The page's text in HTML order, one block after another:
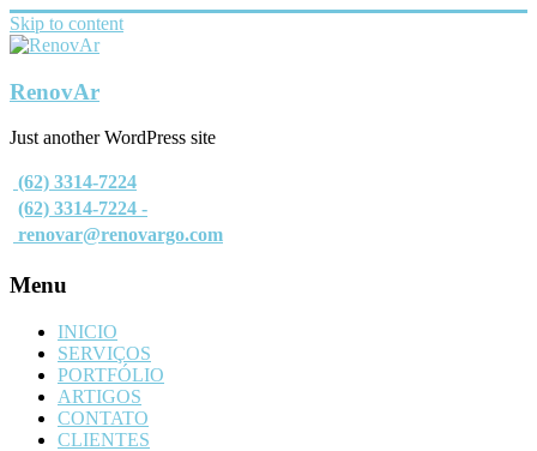
Skip to content
RenovAr
Just another WordPress site
(62) 3314-7224
(62) 3314-7224 -
renovar@renovargo.com
Menu
INICIO
SERVIÇOS
PORTFÓLIO
ARTIGOS
CONTATO
CLIENTES